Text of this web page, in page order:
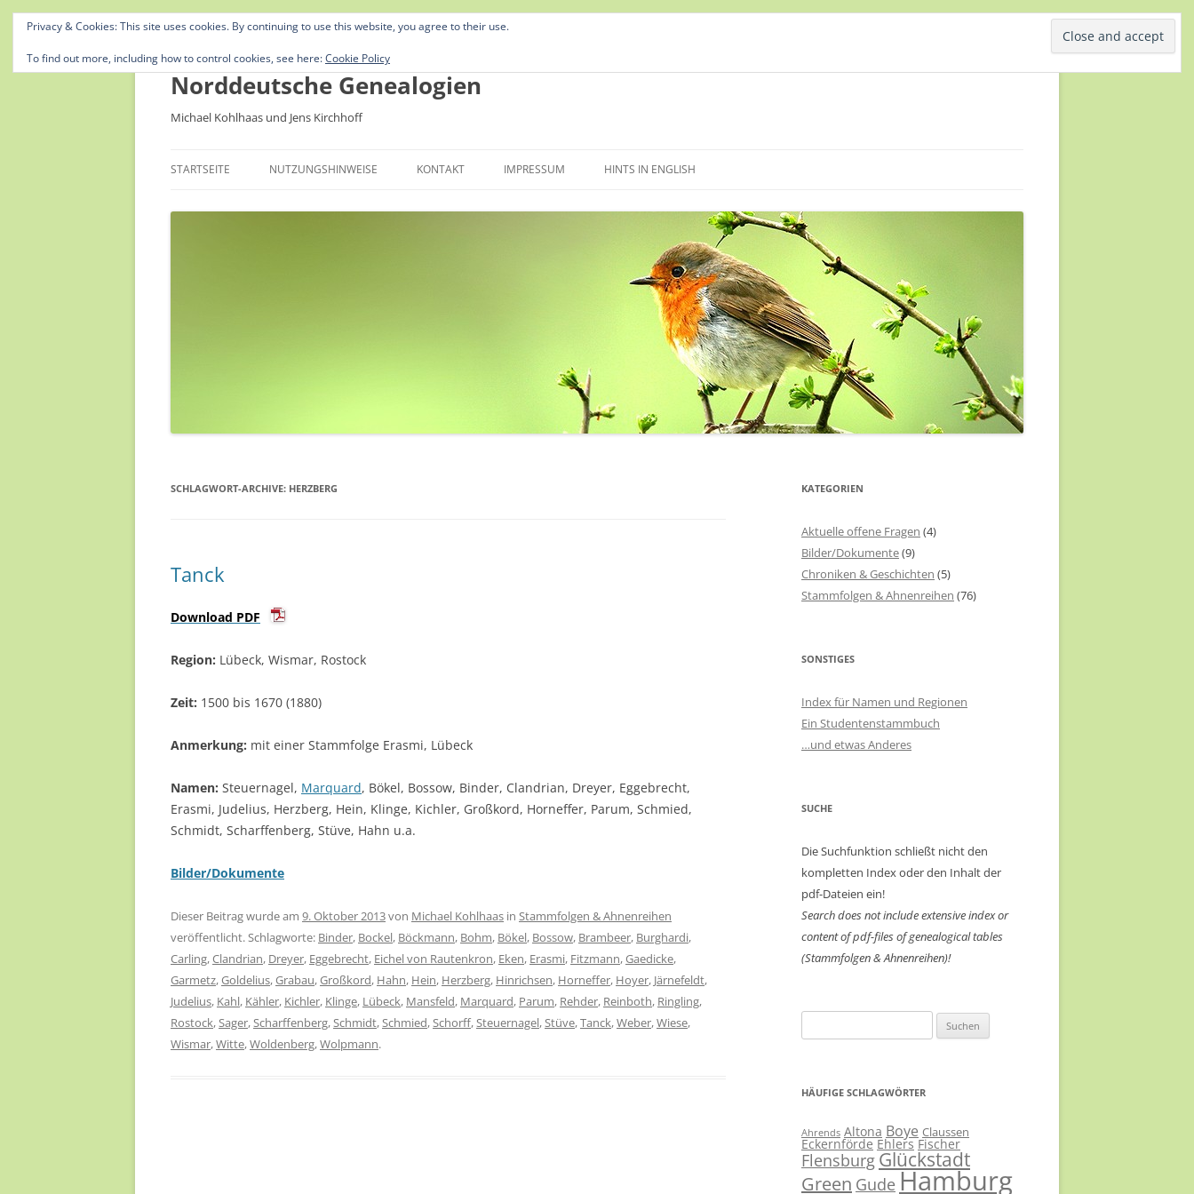
Norddeutsche Genealogien
Michael Kohlhaas und Jens Kirchhoff
Inhalt
STARTSEITE NUTZUNGSHINWEISE KONTAKT IMPRESSUM HINTS IN ENGLISH
SCHLAGWORT-ARCHIVE: HERZBERG
Tanck
Download PDF
Region: Lübeck, Wismar, Rostock
Zeit: 1500 bis 1670 (1880)
Anmerkung: mit einer Stammfolge Erasmi, Lübeck
Namen: Steuernagel, Marquard, Bökel, Bossow, Binder, Clandrian, Dreyer, Eggebrecht,
Erasmi, Judelius, Herzberg, Hein, Klinge, Kichler, Großkord, Horneffer, Parum, Schmied,
Schmidt, Scharffenberg, Stüve, Hahn u.a.
Bilder/Dokumente
Dieser Beitrag wurde am 9. Oktober 2013von Michael Kohlhaas in Stammfolgen & Ahnenreihen
veröffentlicht. Schlagworte: Binder, Bockel, Böckmann, Bohm, Bökel, Bossow, Brambeer, Burghardi,
Carling,Clandrian, Dreyer, Eggebrecht, Eichel von Rautenkron, Eken, Erasmi, Fitzmann,Gaedicke,
Garmetz,Goldelius,Grabau,Großkord, Hahn, Hein, Herzberg, Hinrichsen, Horneffer, Hoyer, Järnefeldt,
Judelius, Kahl, Kähler, Kichler, Klinge, Lübeck, Mansfeld, Marquard, Parum, Rehder, Reinboth, Ringling,
Rostock,Sager,Scharffenberg,Schmidt,Schmied,Schorff,Steuernagel,Stüve,Tanck,Weber,Wiese,
Wismar,Witte,Woldenberg,Wolpmann.
KATEGORIEN
Aktuelle offene Fragen (4)
Bilder/Dokumente(9)
Chroniken & Geschichten (5)
Stammfolgen & Ahnenreihen (76)
SONSTIGES
Index für Namen und Regionen
Ein Studentenstammbuch
…und etwas Anderes
SUCHE
Die Suchfunktion schließt nicht den
kompletten Index oder den Inhalt der
pdf-Dateien ein!
Search does not include extensive index or
content ofpdf-files of genealogical tables
(Stammfolgen & Ahnenreihen)!
nach:
HÄUFIGE SCHLAGWÖRTER
Ahrends Altona Boye Claussen
Eckernförde Ehlers Fischer
Flensburg Glückstadt
Green Gude Hamburg
Privacy & Cookies: This site uses cookies. By continuing to use this website, you agree to their use.
To find out more, including how to control cookies, see here:Cookie Policy